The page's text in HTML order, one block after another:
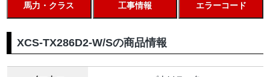
馬力・クラス 工事情報 エラーコード
XCS-TX286D2-W/Sの商品情報